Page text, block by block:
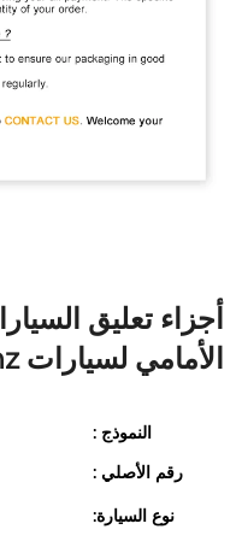
أجزاء تعليق
الأمامي لسيارات Mercedes Benz
النموذج :
رقم الأصلي :
نوع السيارة: